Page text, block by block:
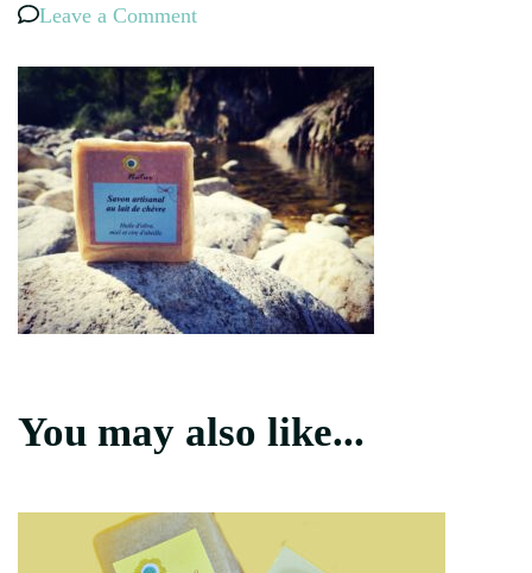
Leave a Commenton
You may also like...